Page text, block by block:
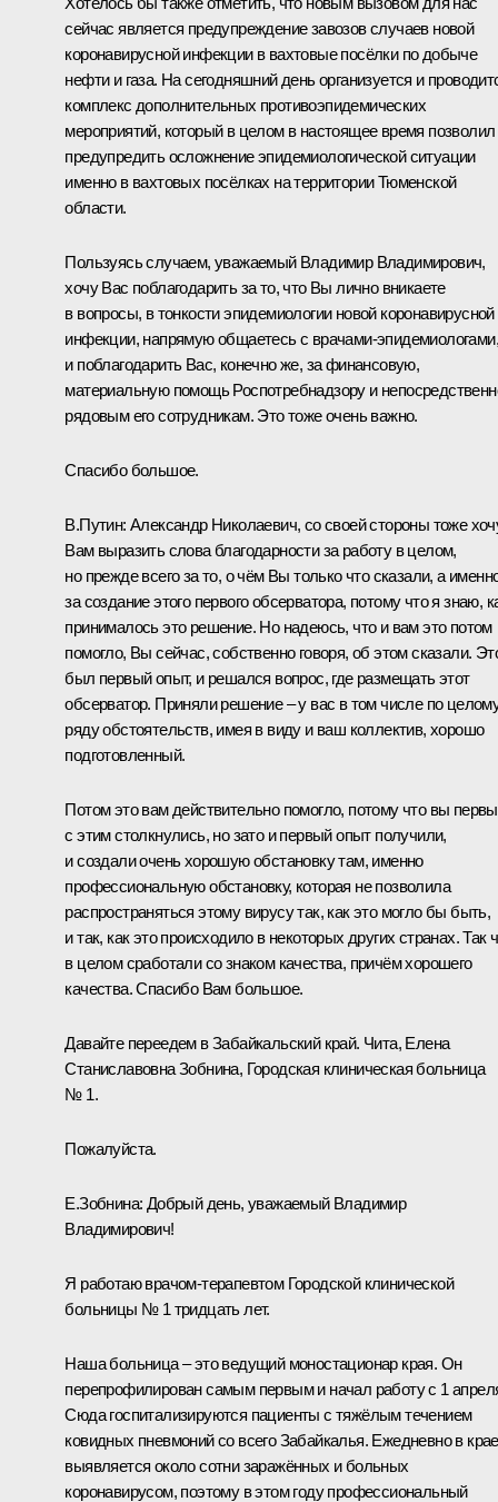
сейчас является предупреждение завозов случаев новой
коронавирусной инфекции в вахтовые посёлки по добыче
нефти и газа. На сегодняшний день организуется и
комплекс дополнительных противоэпидемических
мероприятий, который в целом в настоящее время позволил
предупредить осложнение эпидемиологической ситуации
именно в вахтовых посёлках на территории Тюменской
области.
Пользуясь случаем, уважаемый Владимир Владимирович,
хочу Вас поблагодарить за то, что Вы лично вникаете
в вопросы, в тонкости эпидемиологии новой коронавирусной
инфекции, напрямую общаетесь с врачами-эпидемиологами,
и поблагодарить Вас, конечно же, за финансовую,
материальную помощь Роспотребнадзору и
рядовым его сотрудникам. Это тоже очень важно.
Спасибо большое.
В.Путин: Александр Николаевич, со своей стороны тоже
Вам выразить слова благодарности за работу в целом,
но прежде всего за то, о чём Вы только что сказали, а
за создание этого первого обсерватора, потому что я знаю,
принималось это решение. Но надеюсь, что и вам это потом
помогло, Вы сейчас, собственно говоря, об этом сказали.
был первый опыт, и решался вопрос, где размещать этот
обсерватор. Приняли решение – у вас в том числе по
ряду обстоятельств, имея в виду и ваш коллектив, хорошо
подготовленный.
Потом это вам действительно помогло, потому что вы
с этим столкнулись, но зато и первый опыт получили,
и создали очень хорошую обстановку там, именно
профессиональную обстановку, которая не позволила
распространяться этому вирусу так, как это могло бы быть,
и так, как это происходило в некоторых других странах. Так
в целом сработали со знаком качества, причём хорошего
качества. Спасибо Вам большое.
Давайте переедем в Забайкальский край. Чита, Елена
Станиславовна Зобнина, Городская клиническая больница
№ 1.
Пожалуйста.
Е.Зобнина: Добрый день, уважаемый Владимир
Владимирович!
Я работаю врачом-терапевтом Городской клинической
больницы № 1 тридцать лет.
Наша больница – это ведущий моностационар края. Он
перепрофилирован самым первым и начал работу с 1
Сюда госпитализируются пациенты с тяжёлым течением
ковидных пневмоний со всего Забайкалья. Ежедневно в крае
выявляется около сотни заражённых и больных
коронавирусом, поэтому в этом году профессиональный